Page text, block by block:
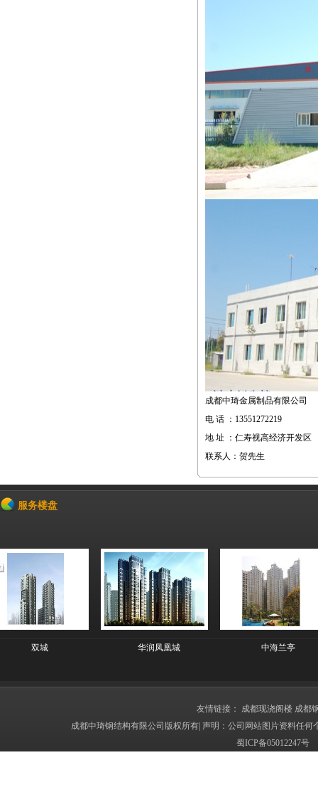
成都中琦金属制品有限公司
电 话 ：13551272219
地 址 ：仁寿视高经济开发区
联系人：贺先生
服务楼盘
双城 华润凤凰城 中海兰亭
友情链接： 成都现浇阁楼 成都
成都中琦钢结构有限公司版权所有| 声明：公司网站图片资料任
蜀ICP备05012247号